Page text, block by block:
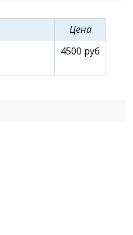
Цена
4500 руб